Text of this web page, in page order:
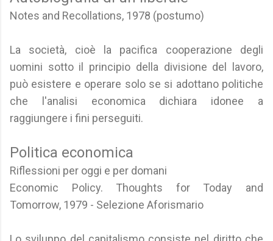
Notes and Recollations, 1978 (postumo)
La società, cioè la pacifica cooperazione degli
uomini sotto il principio della divisione del lavoro,
può esistere e operare solo se si adottano politiche
che l'analisi economica dichiara idonee a
raggiungere i fini perseguiti.
Politica economica
Riflessioni per oggi e per domani
Economic Policy. Thoughts for Today and
Tomorrow, 1979 - Selezione Aforismario